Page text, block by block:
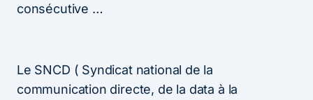
consécutive …
Le SNCD ( Syndicat national de la
communication directe, de la data à la